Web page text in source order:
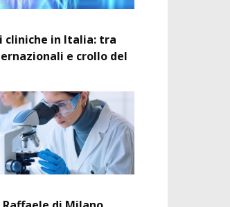
cliniche in Italia: tra
e crollo del